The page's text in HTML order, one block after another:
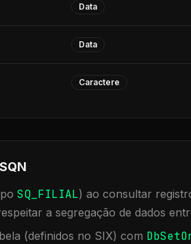
Data
Data
Caractere
SQN
SQ_FILIAL) ao consultar
a segregação de dados
(definidos no SIX) com